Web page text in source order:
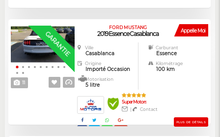
11
GARANTIE Appelle Moi
FORD MUSTANG
2019 Essence Casablanca
Ville
Casablanca
Carburant
Essence
Origine
Importé Occasion
Kilométrage
100 km
Motorisation
5 litre
Super Motors
|
Contact
PLUS DE DÉTAILS